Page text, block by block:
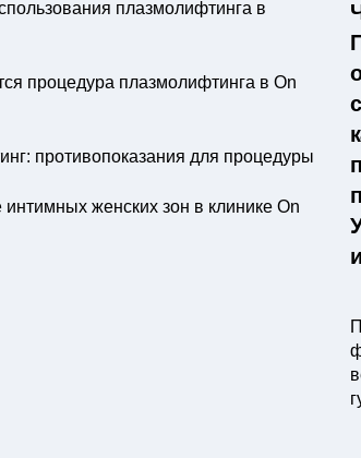
плазмолифтинга в
процедура плазмолифтинга в On
противопоказания для процедуры
женских зон в клинике On